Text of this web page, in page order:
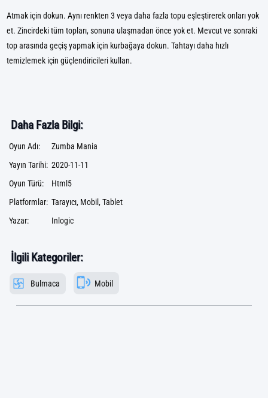
Atmak için dokun. Aynı renkten 3 veya daha fazla topu eşleştirerek onları yok
et. Zincirdeki tüm topları, sonuna ulaşmadan önce yok et. Mevcut ve sonraki
top arasında geçiş yapmak için kurbağaya dokun. Tahtayı daha hızlı
temizlemek için güçlendiricileri kullan.
Daha Fazla Bilgi:
Oyun Adı:
Zumba Mania
Yayın Tarihi: 2020-11-11
Oyun Türü:
Html5
Platformlar: Tarayıcı, Mobil, Tablet
Yazar:
Inlogic
İlgili Kategoriler:
Bulmaca Mobil